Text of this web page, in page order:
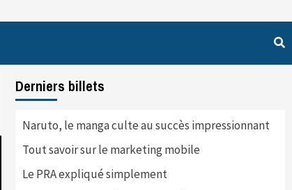
Derniers billets
Naruto, le manga culte au succès impressionnant
Tout savoir sur le marketing mobile
Le PRA expliqué simplement